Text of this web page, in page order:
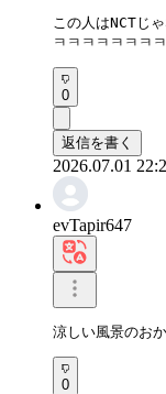
この人はNCTじ
ㅋㅋㅋㅋㅋㅋㅋ
0
返信を書く
2026.07.01
evTapir647
涼しい風景のお
0